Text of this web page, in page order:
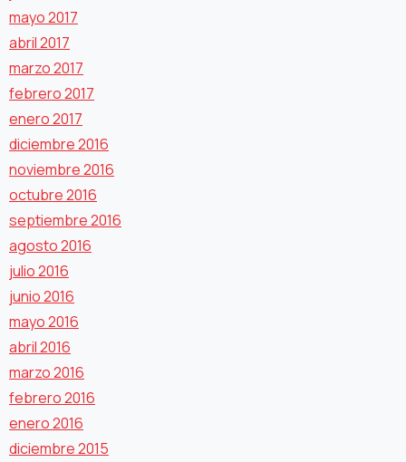
mayo 2017
abril 2017
marzo 2017
febrero 2017
enero 2017
diciembre 2016
noviembre 2016
octubre 2016
septiembre 2016
agosto 2016
julio 2016
junio 2016
mayo 2016
abril 2016
marzo 2016
febrero 2016
enero 2016
diciembre 2015